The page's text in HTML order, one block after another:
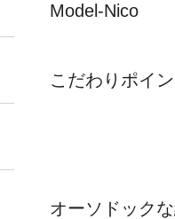
Model-Nico
こだわりポイ
オーソドック